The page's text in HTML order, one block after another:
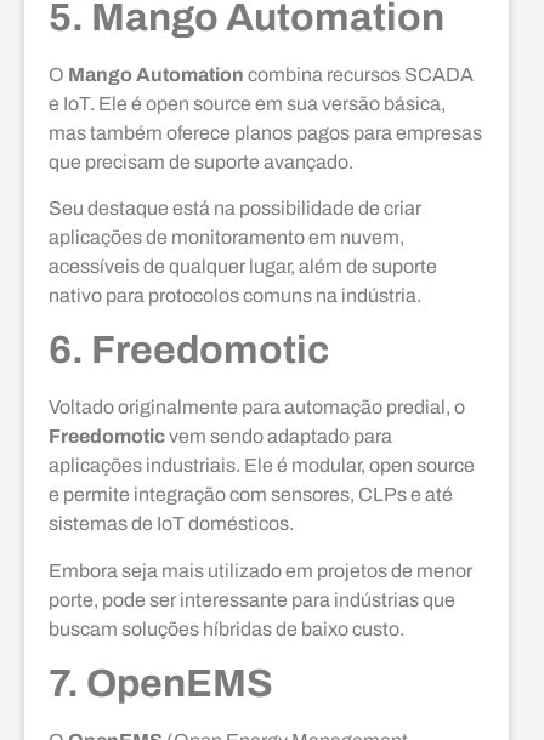
5. Mango Automation
O Mango Automation combina recursos SCADA
e IoT. Ele é open source em sua versão básica,
mas também oferece planos pagos para empresas
que precisam de suporte avançado.
Seu destaque está na possibilidade de criar
aplicações de monitoramento em nuvem,
acessíveis de qualquer lugar, além de suporte
nativo para protocolos comuns na indústria.
6. Freedomotic
Voltado originalmente para automação predial, o
Freedomoticvem sendo adaptado para
aplicações industriais. Ele é modular, open source
e permite integração com sensores, CLPs e até
sistemas de IoT domésticos.
Embora seja mais utilizado em projetos de menor
porte, pode ser interessante para indústrias que
buscam soluções híbridas de baixo custo.
7. OpenEMS